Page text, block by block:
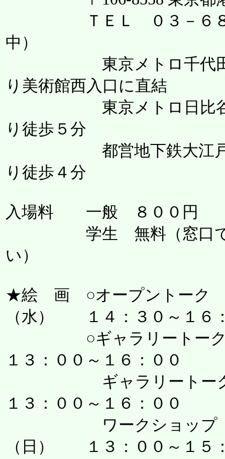
ＴＥＬ ０３－６８１
中）
東京メトロ千代田線
り美術館西入口に直結
東京メトロ日比谷線
り徒歩５分
都営地下鉄大江戸線
り徒歩４分
入場料 一般 ８００円
学生 無料（窓口で学
い）
★絵 画 ○オープントー
（水） １４：３０～１６
○ギャラリートーク
１３：００～１６：００
ギャラリートークⅡ
１３：００～１６：００
ワークショッ
（日） １３：００～１５